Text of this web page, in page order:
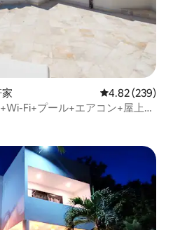
レビュー239
4.82 (239)
Fi+プール+エアコン+屋上テ